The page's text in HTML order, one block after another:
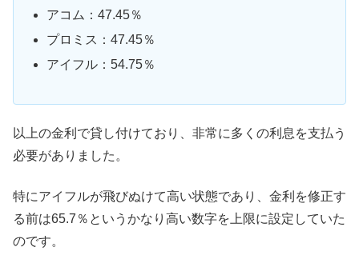
アコム：47.45％
プロミス：47.45％
アイフル：54.75％
以上の金利で貸し付けており、非常に多くの利息を支払う
必要がありました。
特にアイフルが飛びぬけて高い状態であり、金利を修正す
る前は65.7％というかなり高い数字を上限に設定していた
のです。